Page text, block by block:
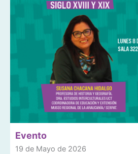
Evento
19 de Mayo de 2026